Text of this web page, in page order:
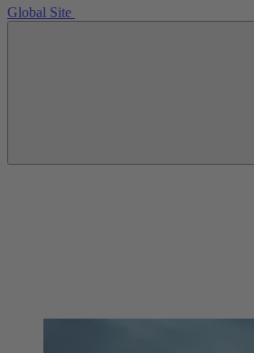
Global Site